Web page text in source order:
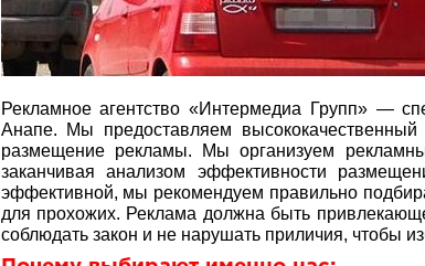
Рекламное агентство «Интермедиа Групп» —
Анапе. Мы предоставляем
размещение рекламы. Мы организуем
заканчивая анализом эффективности
эффективной, мы рекомендуем правильно
для прохожих. Реклама должна быть
соблюдать закон и не нарушать приличия, чтобы